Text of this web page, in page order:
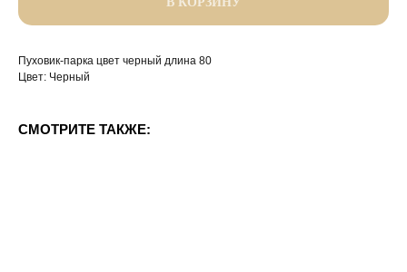
Пуховик-парка цвет черный длина 80
Цвет: Черный
СМОТРИТЕ ТАКЖЕ: